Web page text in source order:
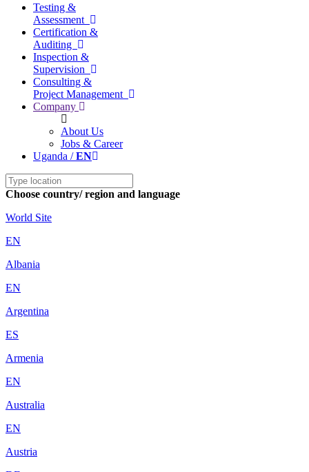
Testing &
Assessment
Certification &
Auditing
Inspection &
Supervision
Consulting &
Project Management
Company
About Us
Jobs & Career
Uganda /EN
Choose country/ region and language
World Site
EN
Albania
EN
Argentina
ES
Armenia
EN
Australia
EN
Austria